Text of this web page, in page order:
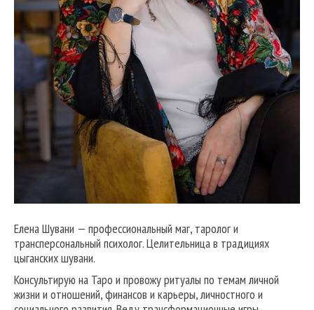
Елена Шувани — профессиональный маг, таролог и
трансперсональный психолог. Целительница в традициях
цыганских шувани.
Консультирую на Таро и провожу ритуалы по темам личной
жизни и отношений, финансов и карьеры, личностного и